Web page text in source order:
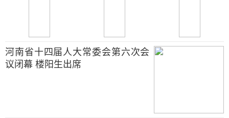
河南省十四届人大常委会第六次会
议闭幕 楼阳生出席